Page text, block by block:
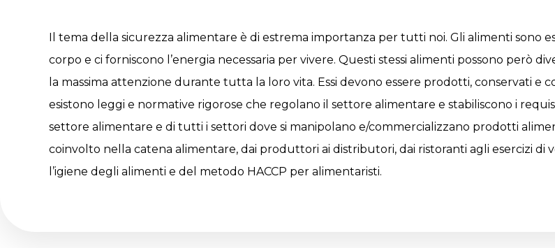
Il tema della sicurezza alimentare è di estrema importanza per tutti noi. Gli alimenti sono
corpo e ci forniscono l’energia necessaria per vivere. Questi stessi alimenti possono però
la massima attenzione durante tutta la loro vita. Essi devono essere prodotti, conservati
esistono leggi e normative rigorose che regolano il settore alimentare e stabiliscono i
settore alimentare e di tutti i settori dove si manipolano e/commercializzano prodotti
coinvolto nella catena alimentare, dai produttori ai distributori, dai ristoranti agli esercizi
l’igiene degli alimenti e del metodo HACCP per alimentaristi.